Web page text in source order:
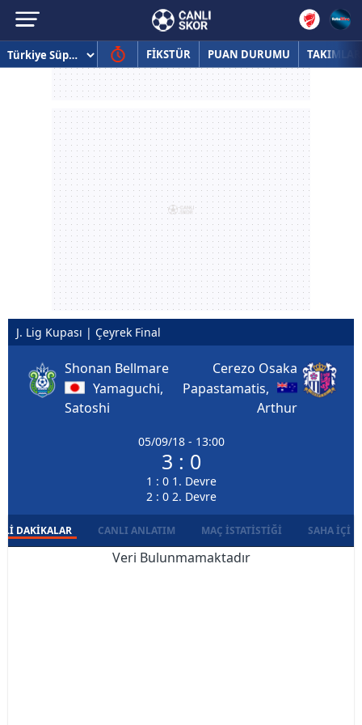
FİKSTÜR PUAN DURUMU TAKIMLAR
J. Lig Kupası | Çeyrek Final
Shonan Bellmare
Yamaguchi,
Satoshi
05/09/18 - 13:00
3 : 0
1 : 0 1. Devre
2 : 0 2. Devre
Cerezo Osaka
Papastamatis,
Arthur
DAKIKALAR CANLI ANLATIM MAÇ İSTATISTIĞI SAHA İÇI
Veri Bulunmamaktadır